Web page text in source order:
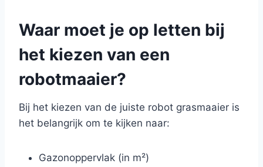
Waar moet je op letten bij
het kiezen van een
robotmaaier?
Bij het kiezen van de juiste robot grasmaaier is
het belangrijk om te kijken naar:
Gazonoppervlak (in m²)